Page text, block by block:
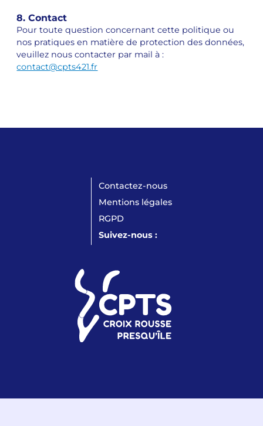
8. Contact
Pour toute question concernant cette politique ou
nos pratiques en matière de protection des données,
veuillez nous contacter par mail à :
contact@cpts421.fr
Contactez-nous
Mentions légales
RGPD
Suivez-nous :